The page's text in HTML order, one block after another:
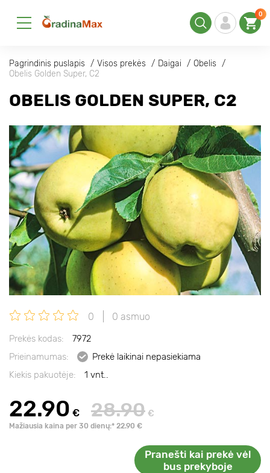
0
Pagrindinis puslapis Visos prekės Daigai
Obelis
Obelis Golden Super, С2
OBELIS GOLDEN SUPER, С2
0 0 asmuo
Prekės kodas:
7972
Prieinamumas:
Prekė laikinai nepasiekiama
Kiekis pakuotėje:
1 vnt..
22.90 € 28.90 €
Mažiausia kaina per 30 dienų:* 22.90 €
Pranešti kai prekė vėl
bus prekyboje